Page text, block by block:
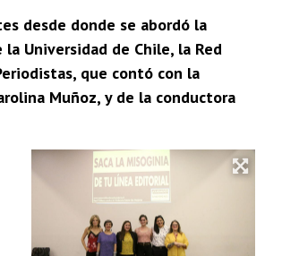
desde donde se abordó la
Universidad de Chile, la Red
que contó con la
Muñoz, y de la conductora